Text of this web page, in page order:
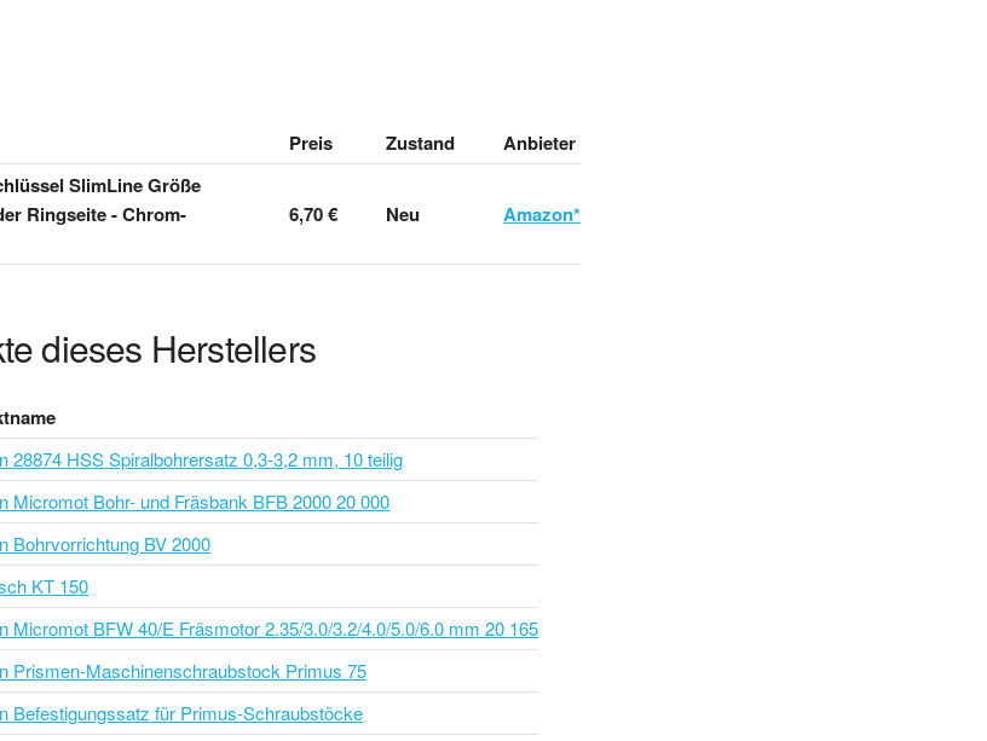
Preis Zustand
Anbieter
SlimLine Größe
Ringseite - Chrom-
6,70 € Neu Amazon*
dieses Herstellers
28874 HSS Spiralbohrersatz 0,3-3,2 mm, 10 teilig
Micromot Bohr- und Fräsbank BFB 2000 20 000
Bohrvorrichtung BV 2000
KT 150
Micromot BFW 40/E Fräsmotor 2.35/3.0/3.2/4.0/5.0/6.0 mm 20 165
Prismen-Maschinenschraubstock Primus 75
Befestigungssatz für Primus-Schraubstöcke